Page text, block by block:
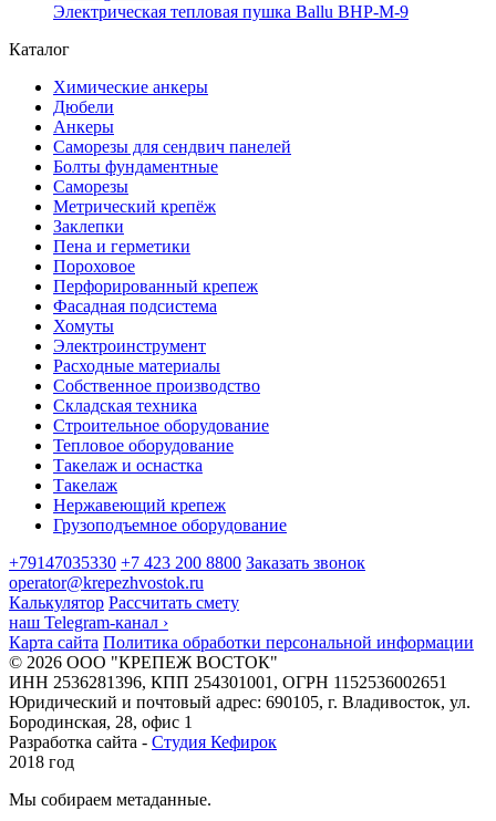
Электрическая тепловая пушка Ballu BHP-M-9
Каталог
Химические анкеры
Дюбели
Анкеры
Саморезы для сендвич панелей
Болты фундаментные
Саморезы
Метрический крепёж
Заклепки
Пена и герметики
Пороховое
Перфорированный крепеж
Фасадная подсистема
Хомуты
Электроинструмент
Расходные материалы
Собственное производство
Складская техника
Строительное оборудование
Тепловое оборудование
Такелаж и оснастка
Такелаж
Нержавеющий крепеж
Грузоподъемное оборудование
+79147035330 +7 423 200 8800 Заказать звонок
operator@krepezhvostok.ru
Калькулятор Рассчитать смету
наш Telegram-канал ›
Карта сайта Политика обработки персональной информации
© 2026 ООО "КРЕПЕЖ ВОСТОК"
ИНН 2536281396, КПП 254301001, ОГРН 1152536002651
Юридический и почтовый адрес: 690105, г. Владивосток, ул.
Бородинская, 28, офис 1
Разработка сайта - Студия Кефирок
2018 год
Мы собираем метаданные.